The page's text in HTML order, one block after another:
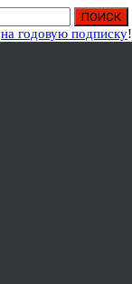
на годовую подписку!